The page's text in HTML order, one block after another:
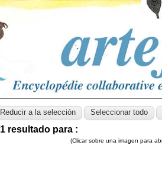
1 resultado para :
(Clicar sobre una imagen para